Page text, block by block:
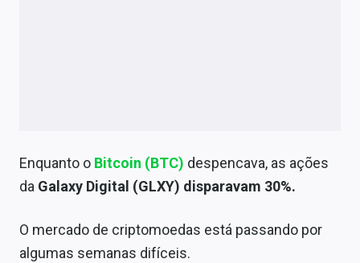
Conteúdo de Marca
Expediente
Enquanto o Bitcoin (BTC) despencava, as ações
da Galaxy Digital (GLXY) disparavam 30%.
O mercado de criptomoedas está passando por
algumas semanas difíceis.